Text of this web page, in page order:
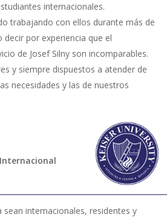
internacionales.
trabajando con ellos durante más de
decir por experiencia que el
de Josef Silny son incomparables.
y siempre dispuestos a atender de
necesidades y las de nuestros
internacionales, residentes y